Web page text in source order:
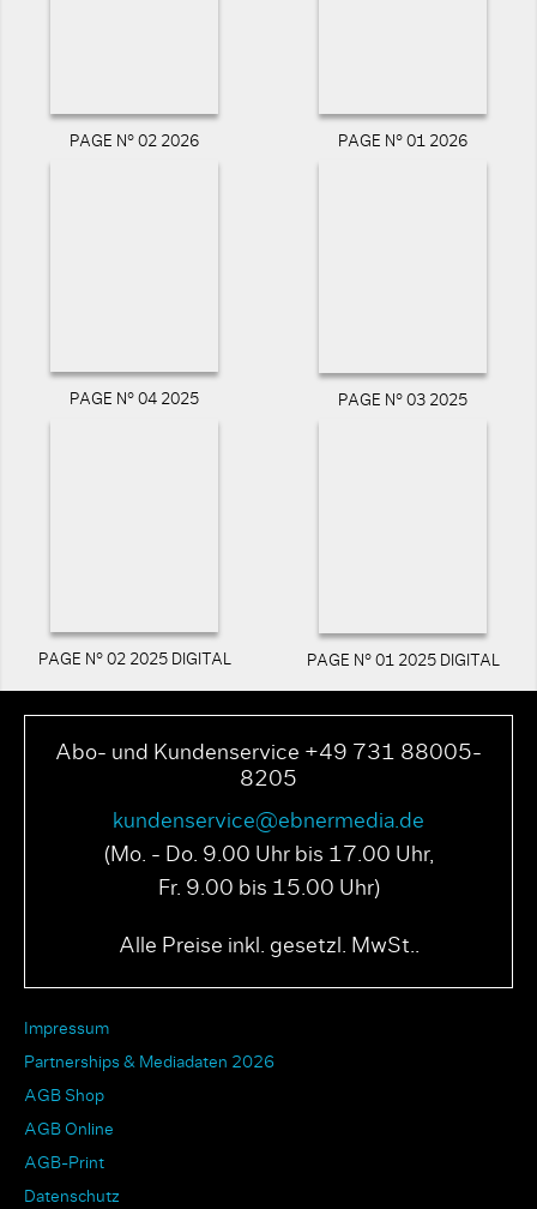
PAGE N° 02 2026 PAGE N° 01 2026
PAGE N° 04 2025 PAGE N° 03 2025
PAGE N° 02 2025 DIGITAL PAGE N° 01 2025 DIGITAL
Abo- und Kundenservice +49 731 88005-
8205
kundenservice@ebnermedia.de
(Mo. - Do. 9.00 Uhr bis 17.00 Uhr,
Fr. 9.00 bis 15.00 Uhr)
Alle Preise inkl. gesetzl. MwSt..
Impressum
Partnerships & Mediadaten 2026
AGB Shop
AGB Online
AGB-Print
Datenschutz